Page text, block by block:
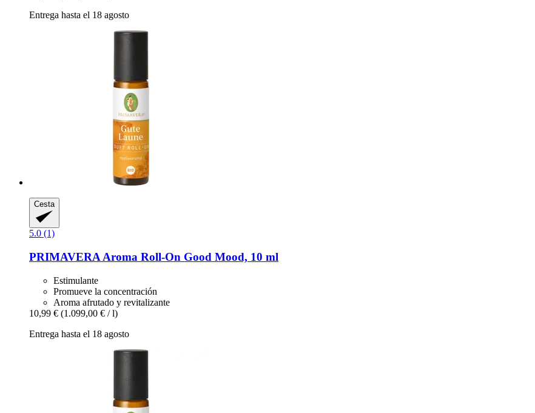
Entrega hasta el 18 agosto
Cesta
5.0 (1)
PRIMAVERA Aroma Roll-​On Good Mood, 10 ml
Estimulante
Promueve la concentración
Aroma afrutado y revitalizante
10,99 € (1.099,00 € / l)
Entrega hasta el 18 agosto